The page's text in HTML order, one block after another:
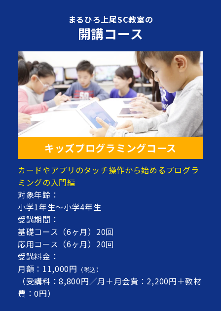
まるひろ上尾SC教室の
開講コース
キッズプログラミングコース
カードやアプリのタッチ操作から始めるプログラ
ミングの入門編
対象年齢：
小学1年生～小学4年生
受講期間：
基礎コース（6ヶ月）20回
応用コース（6ヶ月）20回
受講料金：
月額：11,000円 （税込）
（受講料：8,800円／月＋月会費：2,200円＋教材
費：0円）